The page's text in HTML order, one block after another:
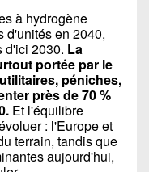
à hydrogène
d'unités en 2040,
d'ici 2030. La
portée par le
péniches,
près de 70 %
Et l'équilibre
: l'Europe et
terrain, tandis que
aujourd'hui,